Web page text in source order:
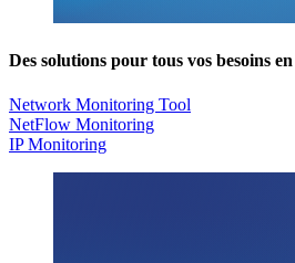
Des solutions pour tous vos besoins
Network Monitoring Tool
NetFlow Monitoring
IP Monitoring